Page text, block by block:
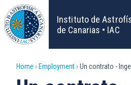
Skip
to
main
content
Instituto de
de Canarias • IAC
Breadcrumb
Home Employment Un contrato -